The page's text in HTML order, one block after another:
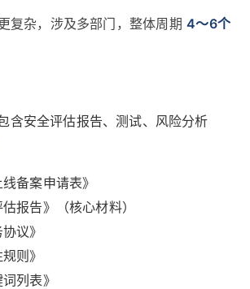
复杂，涉及多部门，整体周期4～6个
含安全评估报告、测试、风险分析
线备案申请表》
估报告》（核心材料）
议》
则》
列表》